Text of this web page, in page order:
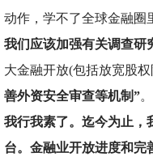
动作，学不了全球金融圈
我们应该加强有关调查研
大金融开放(包括放宽股权
善外资安全审查等机制”
我行我素了。迄今为止，
台。金融业开放进度和完